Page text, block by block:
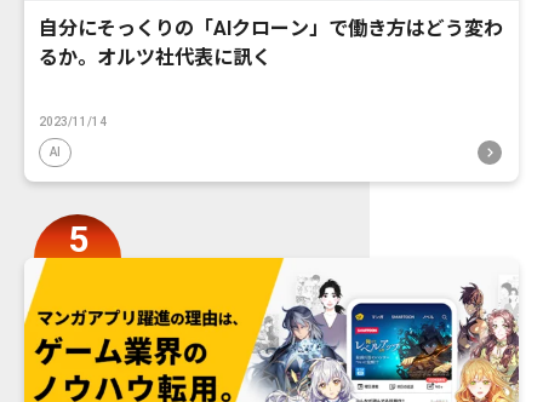
自分にそっくりの「AIクローン」で働き方はどう変わ
るか。オルツ社代表に訊く
2023/11/14
AI